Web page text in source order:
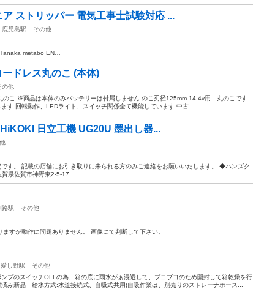
ストリッパー 電気工事士試験対応 ...
鹿児島駅
その他
Tanaka metabo EN…
ドレス丸のこ (本体)
の他
こ ※商品は本体のみバッテリーは付属しません のこ刃径125mm 14.4v用 丸のこです
す 回転動作、LEDライト、スイッチ関係全て機能しています 中古...
日立工機 UG20U 墨出し器...
す。 記載の店舗にお引き取りに来られる方のみご連絡をお願いいたします。 ◆ハンズク
県佐賀市神野東2-5-17 ...
路駅
その他
すが動作に問題ありません。 画像にて判断して下さい。
愛し野駅
その他
プのスイッチOFFの為、箱の底に雨水がぁ浸透して、ブヨブヨのため開封して箱乾燥を行
み新品 給水方式:水道接続式、自吸式共用(自吸作業は、別売りのストレーナホース...